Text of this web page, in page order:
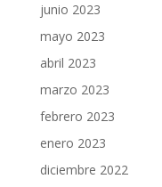
junio 2023
mayo 2023
abril 2023
marzo 2023
febrero 2023
enero 2023
diciembre 2022